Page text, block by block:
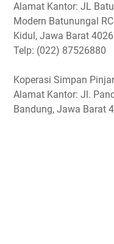
Alamat Kantor: JL
Modern Batunungal
Kidul, Jawa Barat
Telp: (022) 87526880
Koperasi Simpan
Alamat Kantor: Jl.
Bandung, Jawa Barat